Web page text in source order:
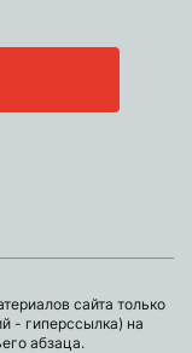
сайта только
- гиперссылка) на
абзаца.